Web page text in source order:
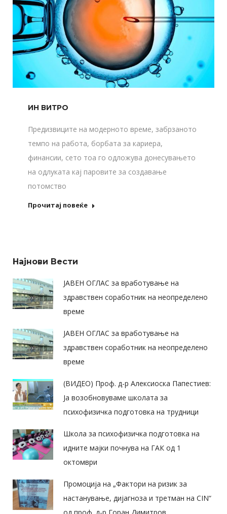
ИН ВИТРО
Предизвиците на модерното време, забрзаното
темпо на работа, борбата за кариера,
финансии, сето тоа го одложува донесувањето
на одлуката кај паровите за создавање
потомство
Прочитај повеќе
Најнови Вести
ЈАВЕН ОГЛАС за вработување на
здравствен соработник на неопределено
време
ЈАВЕН ОГЛАС за вработување на
здравствен соработник на неопределено
време
(ВИДЕО) Проф. д-р Алексиоска Папестиев:
Ја возобновуваме школата за
психофизичка подготовка на трудници
Школа за психофизичка подготовка на
идните мајки почнува на ГАК од 1
октомври
Промоција на „Фактори на ризик за
настанување, дијагноза и третман на CIN“
од проф. д-р Горан Димитров